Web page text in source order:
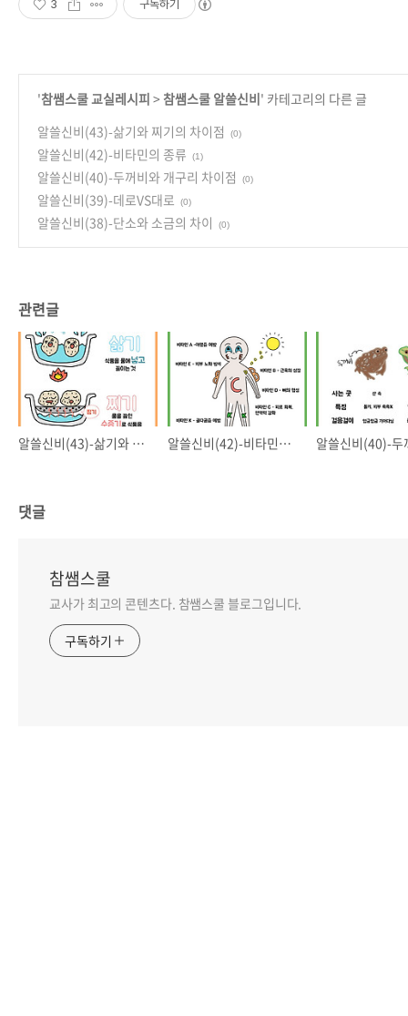
3 구독하기
'참쌤스쿨 교실레시피 > 참쌤스쿨 알쓸신비' 카테고리의 다른 글
알쓸신비(43)-삶기와 찌기의 차이점
(0)
알쓸신비(42)-비타민의 종류 (1)
알쓸신비(40)-두꺼비와 개구리 차이점 (0)
알쓸신비(39)-데로VS대로 (0)
알쓸신비(38)-단소와 소금의 차이 (0)
관련글
알쓸신비(43)-삶기와 찌기의 차이점 알쓸신비(42)-비타민의 종류
댓글
참쌤스쿨
교사가 최고의 콘텐츠다. 참쌤스쿨 블로그입니다.
구독하기